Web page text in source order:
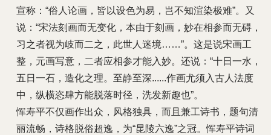
宣称：“俗人论画，皆以设色为易，岂不知渲染极难”。又
说：“宋法刻画而无变化，本由于刻画，妙在相参而无碍，
习之者视为岐而二之，此世人迷境……”。这是说宋画工
整，元画写意，二者应相参才能入妙。还说：“十日一水，
五日一石，造化之理。至静至深......作画尤须入古人法度
中，纵横恣肆方能脱落时径，洗发新趣也”。
恽寿平不仅画作出众，风格独具，而且兼工诗书，题句清
丽流畅，诗格脱俗超逸，为“昆陵六逸”之冠。恽寿平诗词